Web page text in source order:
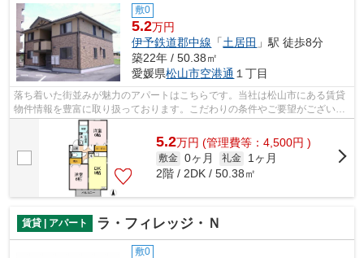
敷0
5.2万円
伊予鉄道郡中線 「土居田 」駅 徒歩8分
築22年 / 50.38㎡
愛媛県松山市空港通 １丁目
落ち着いた街並みが魅力のアパートはこちらです。当社は松山市にある賃貸
物件情報を豊富に取り扱っております。こだわりの条件やご要望がございま
したら、お気軽に当社へご連絡下さい...
5.2万円 (管理費等：4,500円 )
敷金 0ヶ月 礼金
1ヶ月
2階 / 2DK / 50.38㎡
賃貸 | アパート ラ・フィレッジ・Ｎ
敷0